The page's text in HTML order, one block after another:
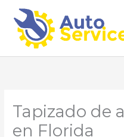
contenido
Tapizado de
en Florida